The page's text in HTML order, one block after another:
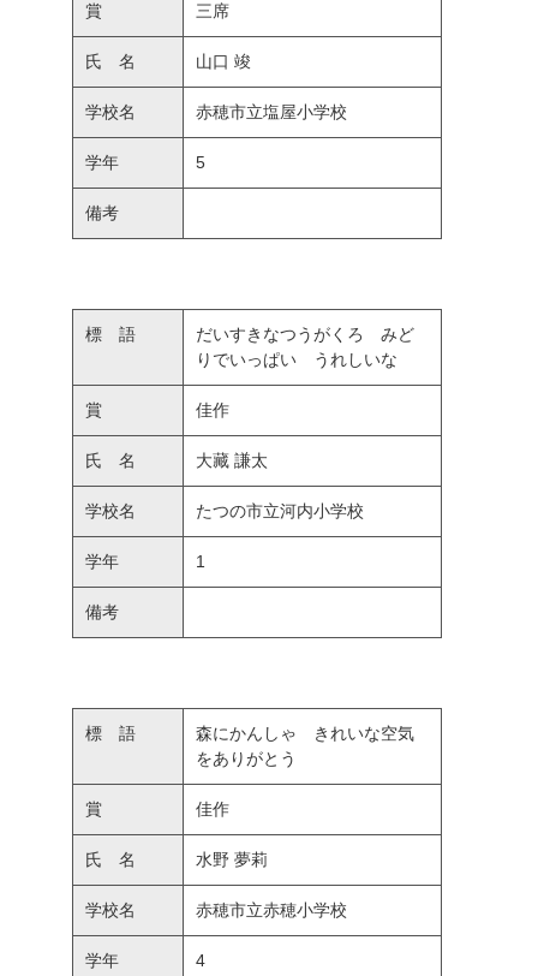
賞 三席
氏 名 山口 竣
学校名 赤穂市立塩屋小学校
学年 5
備考
標 語
だいすきなつうがくろ みど
りでいっぱい うれしいな
賞 佳作
氏 名 大藏 謙太
学校名 たつの市立河内小学校
学年 1
備考
標 語
森にかんしゃ きれいな空気
をありがとう
賞 佳作
氏 名 水野 夢莉
学校名 赤穂市立赤穂小学校
学年 4